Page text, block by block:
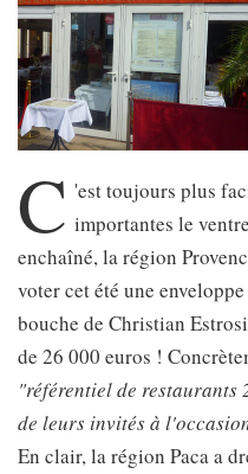
C 'est toujours plus
importantes le
enchaîné, la région
voter cet été une
bouche de Christian
de 26 000 euros !
"référentiel de restaurants
de leurs invités à
En clair, la région Paca a